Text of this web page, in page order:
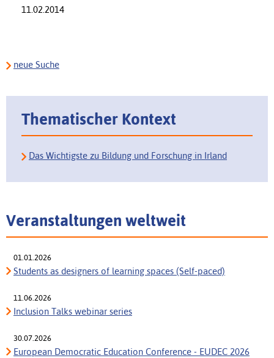
11.02.2014
neue Suche
Thematischer Kontext
Das Wichtigste zu Bildung und Forschung in Irland
Veranstaltungen weltweit
01.01.2026
Students as designers of learning spaces (Self-paced)
11.06.2026
Inclusion Talks webinar series
30.07.2026
European Democratic Education Conference - EUDEC 2026